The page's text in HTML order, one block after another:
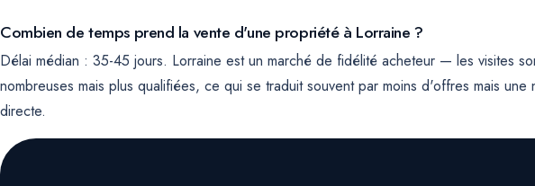
Combien de temps prend la vente d'une propriété à Lorraine ?
Délai médian : 35-45 jours. Lorraine est un marché de fidélité acheteur — les visites
nombreuses mais plus qualifiées, ce qui se traduit souvent par moins d'offres mais une
directe.